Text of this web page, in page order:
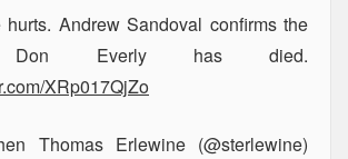
Andrew Sandoval confirms the
Don Everly has died.
XRp017QjZo
Thomas Erlewine (@sterlewine)